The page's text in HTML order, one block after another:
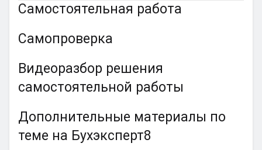
Самостоятельная работа
Самопроверка
Видеоразбор решения
самостоятельной работы
Дополнительные материалы по
теме на Бухэксперт8